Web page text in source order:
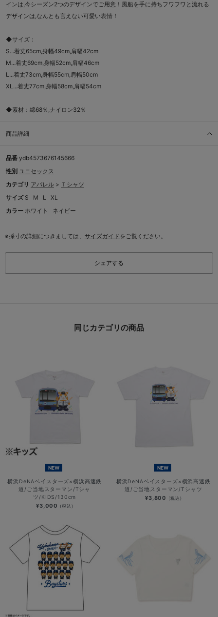
インは,今シーズン2つのデザインでご用意！風船を手に持ちフワフワと流れる
デザインは,なんとも言えない可愛い表情！
◆サイズ：
S...着丈65cm,身幅49cm,肩幅42cm
M...着丈69cm,身幅52cm,肩幅46cm
L...着丈73cm,身幅55cm,肩幅50cm
XL...着丈77cm,身幅58cm,肩幅54cm
◆素材：綿68％,ナイロン32％
商品詳細
品番 ydb4573676145666
性別 ユニセックス
カテゴリ アパレル > Ｔシャツ
サイズ S M L
XL
カラー ホワイト ネイビー
※採寸の詳細につきましては、 サイズガイドをご覧ください。
シェアする
同じカテゴリの商品
NEW
横浜DeNAベイスターズ×横浜高速鉄
道/ご当地スターマン/Tシャ
ツ/KIDS/130cm
¥3,000 (税込)
NEW
横浜DeNAベイスターズ×横浜高速鉄
道/ご当地スターマン/Tシャツ
¥3,800 (税込)